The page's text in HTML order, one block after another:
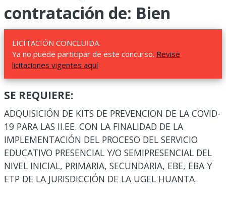
contratación de: Bien
LICITACIÓN CONCLUIDA.
Ya no puede participar de este concurso. Revise
licitaciones vigentes aquí
SE REQUIERE:
ADQUISICIÓN DE KITS DE PREVENCION DE LA COVID-
19 PARA LAS II.EE. CON LA FINALIDAD DE LA
IMPLEMENTACIÓN DEL PROCESO DEL SERVICIO
EDUCATIVO PRESENCIAL Y/O SEMIPRESENCIAL DEL
NIVEL INICIAL, PRIMARIA, SECUNDARIA, EBE, EBA Y
ETP DE LA JURISDICCIÓN DE LA UGEL HUANTA.